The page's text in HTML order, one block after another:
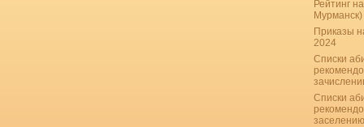
Рейтинг
Мурманск)
Приказы
2024
Списки
Списки